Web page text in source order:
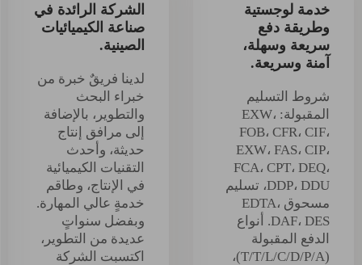
خدمة لوجستية
وطريقة دفع
سريعة وسهلة،
آمنة وسريعة.
شروط التسليم
المقبولة: EXW،
FOB، CFR، CIF،
EXW، FAS، CIP،
FCA، CPT، DEQ،
DDP، DDU، تسليم
مسحوق EDTA،
DAF، DES. أنواع
الدفع المقبولة
(T/T/L/C/D/P/A)،
الشركة الرائدة في
صناعة الكيميائيات
الصينية.
لدينا فريقٌ خبرة من
خبراء البحث
والتطوير، بالإضافة
إلى مرافق إنتاج
حديثة، وأحدث
التقنيات الكيميائية
في الإنتاج، وطاقم
خدمةٍ عالي المهارة.
وبفضل سنواتٍ
عديدة من التطوير،
اكتسبت الشركة